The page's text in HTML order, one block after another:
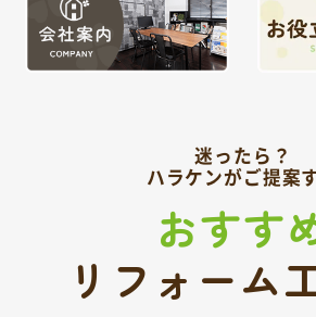
迷ったら？
ハラケンがご提案
おすす
リフォーム